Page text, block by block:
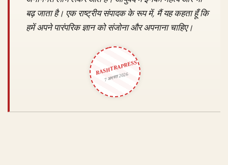
बढ़ जाता है। एक राष्ट्रीय संपादक के रूप में, मैं यह कहता हूँ कि
हमें अपने पारंपरिक ज्ञान को संजोना और अपनाना चाहिए।
RASHTRAPRESS
7 अगस्त 2026